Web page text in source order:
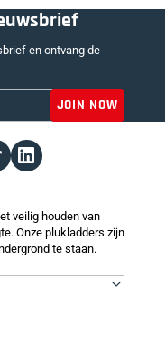
en ontvang de
veilig houden van
Onze plukladders zijn
te staan.